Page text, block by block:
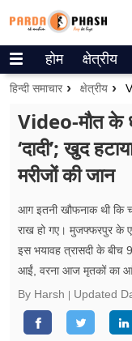
Trending on
वेब स्टोरीज
उत्तर प्रदेश
गैलरी
वीडियो
रिलेशनशिप
जीवन मंत्रा
होम क्षेत्रीय
हिन्दी समाचार क्षेत्रीय
Video-मौत के
‘दादी’; खुद
मरीजों की जान
आग इतनी खौफनाक थी कि
राख हो गए। मुजफ्फरपुर के
इस भयावह त्रासदी के बीच
आईं, वरना आज मृतकों का
By Harsh
Updated